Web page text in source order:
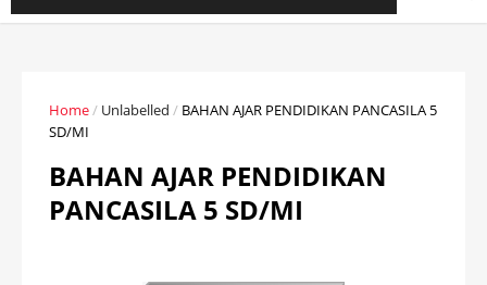
Home/ Unlabelled / BAHAN AJAR PENDIDIKAN PANCASILA 5
SD/MI
BAHAN AJAR PENDIDIKAN
PANCASILA 5 SD/MI